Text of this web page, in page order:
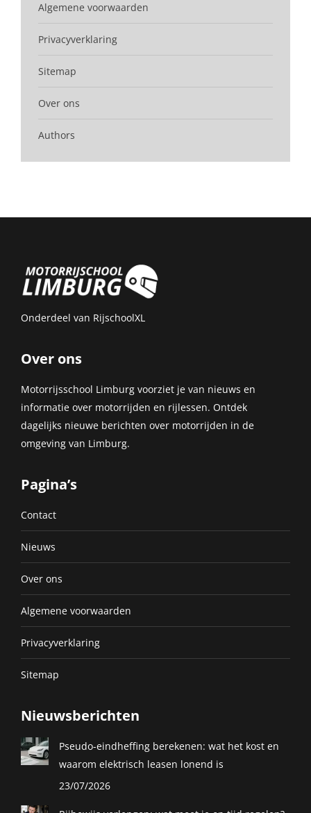
Algemene voorwaarden
Privacyverklaring
Sitemap
Over ons
Authors
Onderdeel van RijschoolXL
Over ons
Motorrijsschool Limburg voorziet je van nieuws en
informatie over motorrijden en rijlessen. Ontdek
dagelijks nieuwe berichten over motorrijden in de
omgeving van Limburg.
Pagina’s
Contact
Nieuws
Over ons
Algemene voorwaarden
Privacyverklaring
Sitemap
Nieuwsberichten
Pseudo-eindheffing berekenen: wat het kost en
waarom elektrisch leasen lonend is
23/07/2026